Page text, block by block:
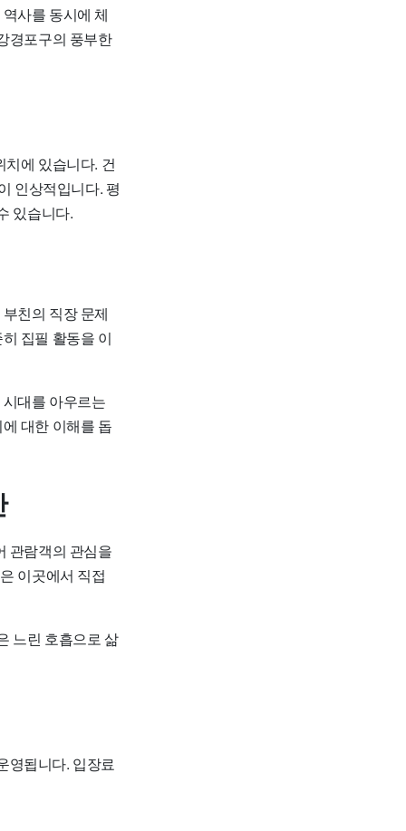
사를 동시에 체
경포구의 풍부한
에 있습니다. 건
인상적입니다. 평
있습니다.
친의 직장 문제
집필 활동을 이
대를 아우르는
대한 이해를 돕
관람객의 관심을
이곳에서 직접
느린 호흡으로 삶
영됩니다. 입장료